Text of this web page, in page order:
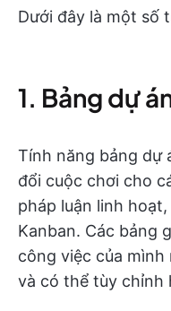
Dưới đây là một số
1. Bảng dự
Tính năng bảng dự
đổi cuộc chơi cho
pháp luận linh
Kanban. Các bảng
công việc của
và có thể tùy chỉnh